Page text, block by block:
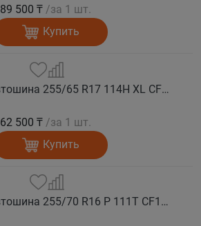
89 500 ₸ /за 1 шт.
Купить
COMFORSER Автошина 255/65 R17 114H XL CF1100 RWL лето
62 500 ₸ /за 1 шт.
Купить
COMFORSER Автошина 255/70 R16 P 111T CF1100 RWL лето